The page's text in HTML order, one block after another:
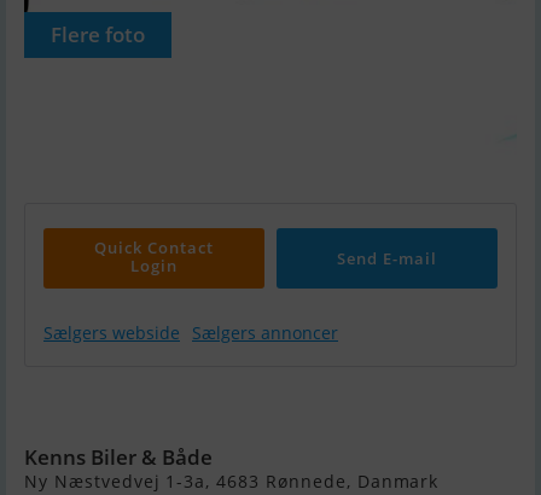
Flere foto
Quick Contact
Login
Send E-mail
Sælgers webside Sælgers annoncer
Kenns Biler & Både
Ny Næstvedvej 1-3a, 4683 Rønnede, Danmark